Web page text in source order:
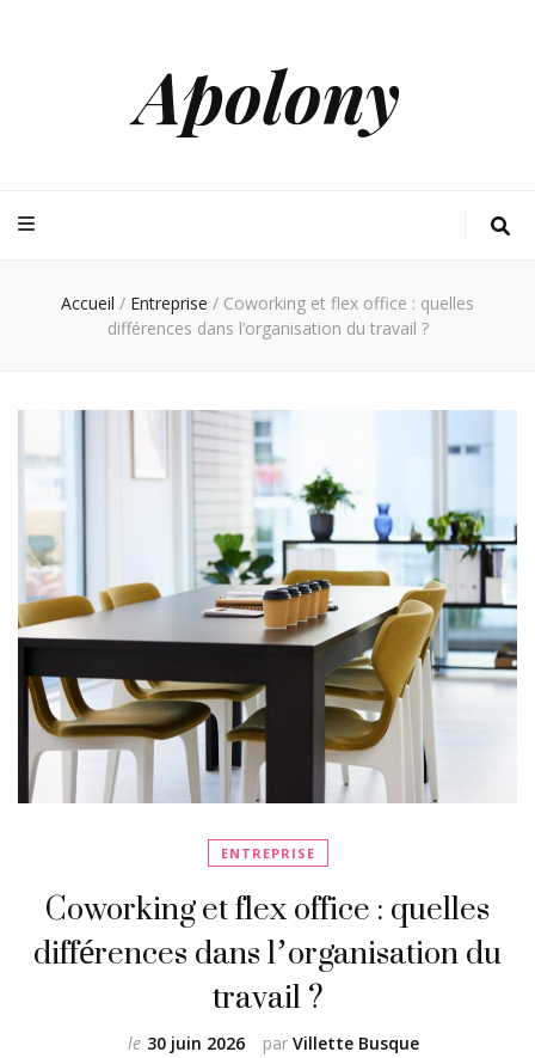
Apolony
Accueil / Entreprise / Coworking et flex office : quelles
différences dans l’organisation du travail ?
ENTREPRISE
Coworking et flex office : quelles
différences dans l’organisation du
travail ?
par Villette Busque
le 30 juin 2026